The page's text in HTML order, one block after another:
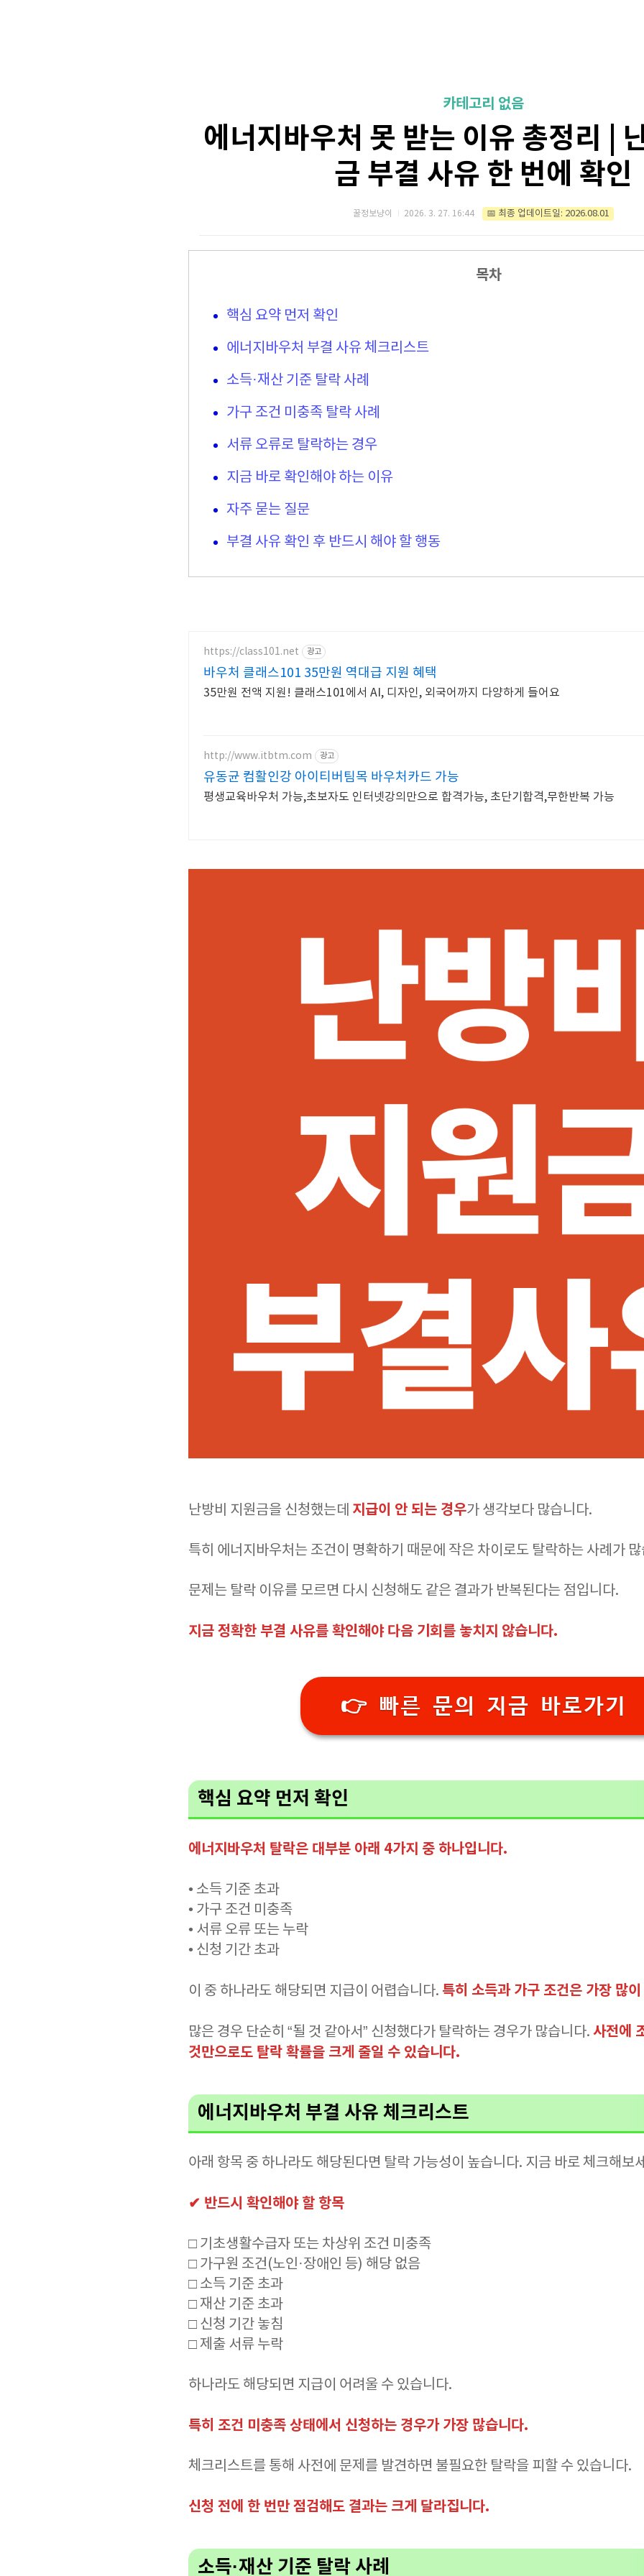
카테고리 없음
에너지바우처 못 받는 이유 총정리 |
금 부결 사유 한 번에 확인
꿀정보냥이 2026. 3. 27. 16:44 📅 최종 업데이트일: 2026.08.01
목차
핵심 요약 먼저 확인
에너지바우처 부결 사유 체크리스트
소득·재산 기준 탈락 사례
가구 조건 미충족 탈락 사례
서류 오류로 탈락하는 경우
지금 바로 확인해야 하는 이유
자주 묻는 질문
부결 사유 확인 후 반드시 해야 할 행동
https://class101.net 광고
바우처 클래스101 35만원 역대급 지원 혜택
35만원 전액 지원! 클래스101에서 AI, 디자인, 외국어까지 다양하게 들어요
http://www.itbtm.com 광고
유동균 컴활인강 아이티버팀목 바우처카드 가능
평생교육바우처 가능,초보자도 인터넷강의만으로 합격가능, 초단기합격,무한반복 가능
난방비 지원금을 신청했는데 지급이 안 되는 경우가 생각보다 많습니다.
특히 에너지바우처는 조건이 명확하기 때문에 작은 차이로도 탈락하는 사례가
문제는 탈락 이유를 모르면 다시 신청해도 같은 결과가 반복된다는 점입니다.
지금 정확한 부결 사유를 확인해야 다음 기회를 놓치지 않습니다.
👉 빠른 문의 지금 바로가기
핵심 요약 먼저 확인
에너지바우처 탈락은 대부분 아래 4가지 중 하나입니다.
• 소득 기준 초과
• 가구 조건 미충족
• 서류 오류 또는 누락
• 신청 기간 초과
이 중 하나라도 해당되면 지급이 어렵습니다. 특히 소득과 가구 조건은 가장 많
많은 경우 단순히 “될 것 같아서” 신청했다가 탈락하는 경우가 많습니다. 사전에
것만으로도 탈락 확률을 크게 줄일 수 있습니다.
에너지바우처 부결 사유 체크리스트
아래 항목 중 하나라도 해당된다면 탈락 가능성이 높습니다. 지금 바로 체크해보
✔ 반드시 확인해야 할 항목
□ 기초생활수급자 또는 차상위 조건 미충족
□ 가구원 조건(노인·장애인 등) 해당 없음
□ 소득 기준 초과
□ 재산 기준 초과
□ 신청 기간 놓침
□ 제출 서류 누락
하나라도 해당되면 지급이 어려울 수 있습니다.
특히 조건 미충족 상태에서 신청하는 경우가 가장 많습니다.
체크리스트를 통해 사전에 문제를 발견하면 불필요한 탈락을 피할 수 있습니다.
신청 전에 한 번만 점검해도 결과는 크게 달라집니다.
소득·재산 기준 탈락 사례